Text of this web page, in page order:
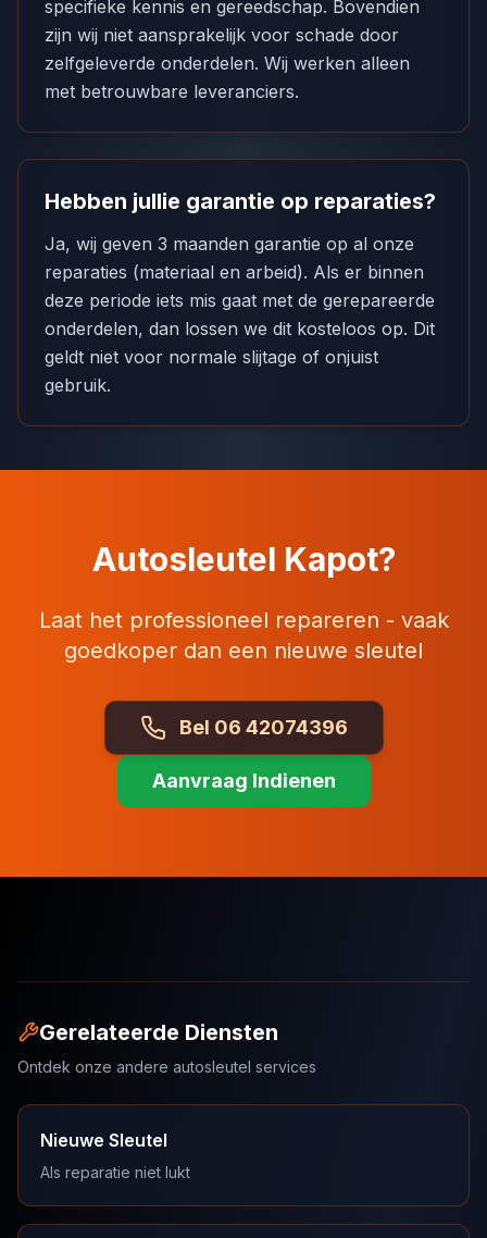
specifieke kennis en gereedschap. Bovendien
zijn wij niet aansprakelijk voor schade door
zelfgeleverde onderdelen. Wij werken alleen
met betrouwbare leveranciers.
Hebben jullie garantie op reparaties?
Ja, wij geven 3 maanden garantie op al onze
reparaties (materiaal en arbeid). Als er binnen
deze periode iets mis gaat met de gerepareerde
onderdelen, dan lossen we dit kosteloos op. Dit
geldt niet voor normale slijtage of onjuist
gebruik.
Autosleutel Kapot?
Laat het professioneel repareren - vaak
goedkoper dan een nieuwe sleutel
Bel 06 42074396
Aanvraag Indienen
Gerelateerde Diensten
Ontdek onze andere autosleutel services
Nieuwe Sleutel
Als reparatie niet lukt